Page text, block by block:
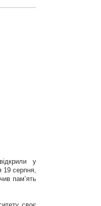
у
19 серпня,
пам’ять